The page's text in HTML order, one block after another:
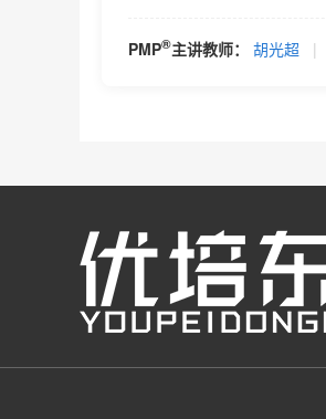
PMP®主讲教师： 胡光超 |